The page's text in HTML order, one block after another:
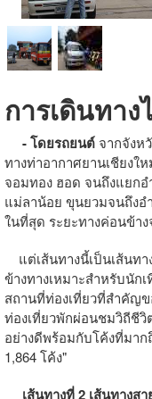
การเดินทาง
- โดยรถยนต์ จากจังห
ทางท่าอากาศยานเชียงใ
จอมทอง ฮอด จนถึงแยกอ
แม่ลาน้อย ขุนยวมจนถึงอ
ในที่สุด ระยะทางค่อนข้าง
แต่เส้นทางนี้เป็นเส้นท
ข้างทางเหมาะสำหรับนัก
สถานที่ท่องเที่ยวที่สำคัญ
ท่องเที่ยวพักผ่อนชมวิถีชี
อย่างดีพร้อมกับโค้งที่มาก
1,864 โค้ง"
เส้นทางที่ 2 เส้นทางสา